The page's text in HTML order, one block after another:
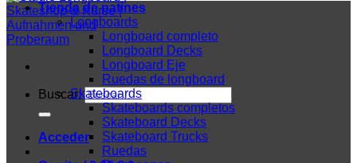
Buscar:
Acceder
Tienda de patines
Longboards
Longboard completo
Longboard Decks
Longboard Eje
Ruedas de longboard
Skateboards
Skateboards completos
Skateboard Decks
Skateboard Trucks
Ruedas